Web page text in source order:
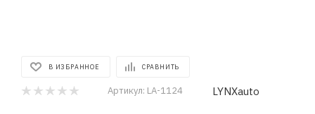
В ИЗБРАННОЕ СРАВНИТЬ
Артикул: LA-1124 LYNXauto